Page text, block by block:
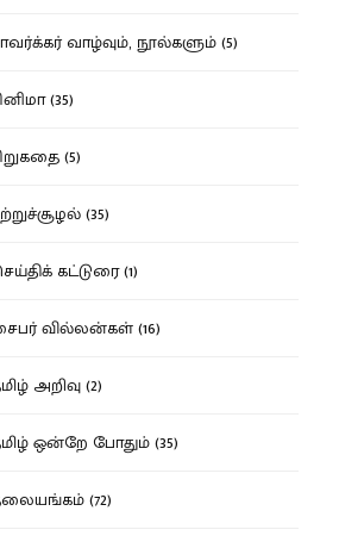
வாழ்வும், நூல்களும் (5)
(35)
(5)
(35)
கட்டுரை (1)
வில்லன்கள் (16)
அறிவு (2)
ஒன்றே போதும் (35)
(72)